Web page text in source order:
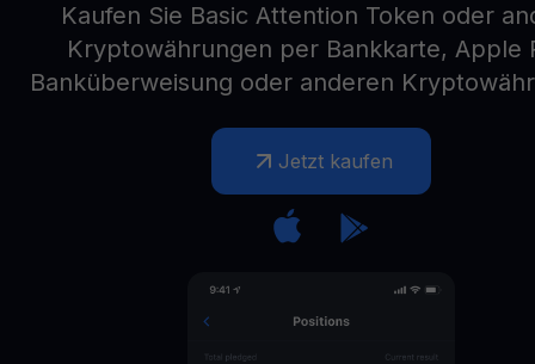
Kaufen Sie Basic Attention Token oder
Kryptowährungen per Bankkarte, Apple
Banküberweisung oder anderen
Jetzt kaufen